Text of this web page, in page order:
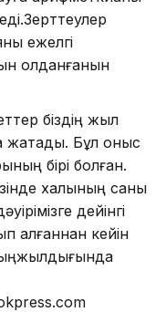
ежелгі
қолданғанын
біздің жыл
жатады. Бұл қоныс
бірі болған.
халқының саны
дейінгі
алғаннан кейін
мыңжылдығында